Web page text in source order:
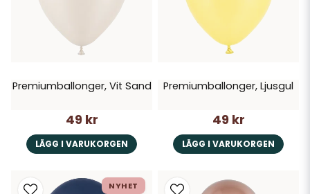
Premiumballonger, Vit Sand
49 kr
LÄGG I VARUKORGEN
Premiumballonger, Ljusgul
49 kr
LÄGG I VARUKORGEN
NYHET